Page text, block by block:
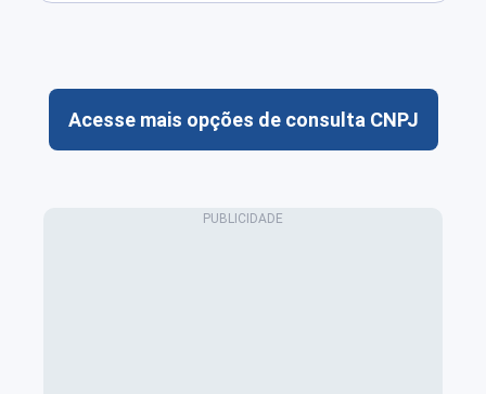
Acesse mais opções de consulta CNPJ